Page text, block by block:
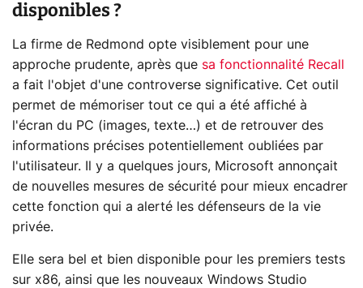
disponibles ?
La firme de Redmond opte visiblement pour une
approche prudente, après que sa fonctionnalité Recall
a fait l'objet d'une controverse significative. Cet outil
permet de mémoriser tout ce qui a été affiché à
l'écran du PC (images, texte…) et de retrouver des
informations précises potentiellement oubliées par
l'utilisateur. Il y a quelques jours, Microsoft annonçait
de nouvelles mesures de sécurité pour mieux encadrer
cette fonction qui a alerté les défenseurs de la vie
privée.
Elle sera bel et bien disponible pour les premiers tests
sur x86, ainsi que les nouveaux Windows Studio